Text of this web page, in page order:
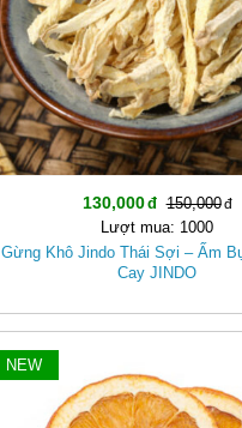
130,000
150,000
Lượt mua: 1000
Gừng Khô Jindo Thái Sợi – Ấm
Cay JINDO
NEW